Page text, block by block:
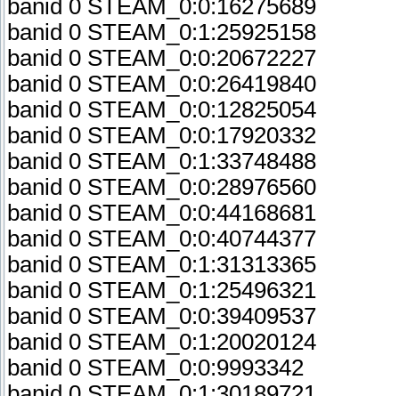
banid 0 STEAM_0:0:16275689
banid 0 STEAM_0:1:25925158
banid 0 STEAM_0:0:20672227
banid 0 STEAM_0:0:26419840
banid 0 STEAM_0:0:12825054
banid 0 STEAM_0:0:17920332
banid 0 STEAM_0:1:33748488
banid 0 STEAM_0:0:28976560
banid 0 STEAM_0:0:44168681
banid 0 STEAM_0:0:40744377
banid 0 STEAM_0:1:31313365
banid 0 STEAM_0:1:25496321
banid 0 STEAM_0:0:39409537
banid 0 STEAM_0:1:20020124
banid 0 STEAM_0:0:9993342